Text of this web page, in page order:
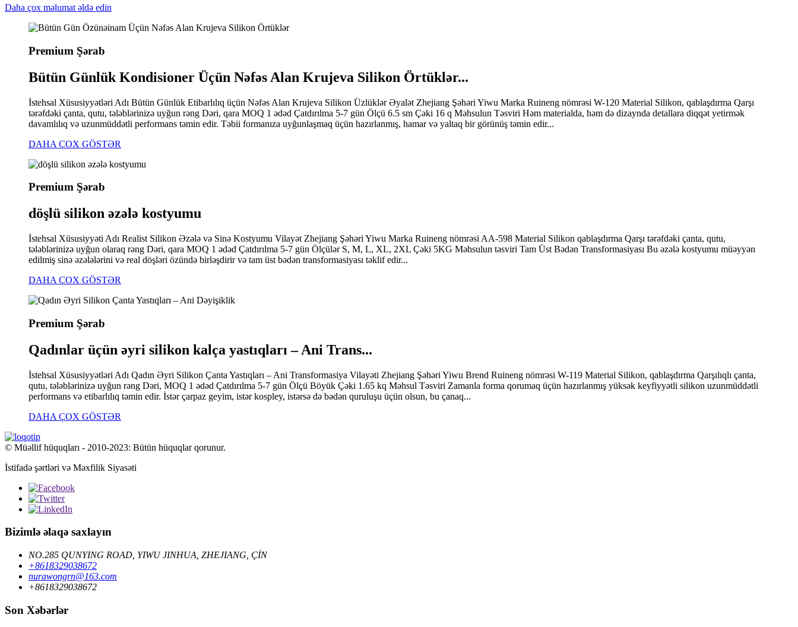
Daha çox məlumat əldə edin
Premium Şərab
Bütün Günlük Kondisioner Üçün Nəfəs Alan Krujeva Silikon Örtüklər...
İstehsal Xüsusiyyətləri Adı Bütün Günlük Etibarlılıq üçün Nəfəs Alan Krujeva Silikon Üzlüklər Əyalət Zhejiang Şəhəri Yiwu Marka Ruineng nömrəsi W-120 Material Silikon, qablaşdırma Qarşı
tərəfdəki çanta, qutu, tələblərinizə uyğun rəng Dəri, qara MOQ 1 ədəd Çatdırılma 5-7 gün Ölçü 6.5 sm Çəki 16 q Məhsulun Təsviri Həm materialda, həm də dizaynda detallara diqqət yetirmək
davamlılıq və uzunmüddətli performans təmin edir. Təbii formanıza uyğunlaşmaq üçün hazırlanmış, hamar və yaltaq bir görünüş təmin edir...
DAHA ÇOX GÖSTƏR
Premium Şərab
döşlü silikon əzələ kostyumu
İstehsal Xüsusiyyəti Adı Realist Silikon Əzələ və Sinə Kostyumu Vilayət Zhejiang Şəhəri Yiwu Marka Ruineng nömrəsi AA-598 Material Silikon qablaşdırma Qarşı tərəfdəki çanta, qutu,
tələblərinizə uyğun olaraq rəng Dəri, qara MOQ 1 ədəd Çatdırılma 5-7 gün Ölçülər S, M, L, XL, 2XL Çəki 5KG Məhsulun təsviri Tam Üst Bədən Transformasiyası Bu əzələ kostyumu müəyyən
edilmiş sinə əzələlərini və real döşləri özündə birləşdirir və tam üst bədən transformasiyası təklif edir...
DAHA ÇOX GÖSTƏR
Premium Şərab
Qadınlar üçün əyri silikon kalça yastıqları – Ani Trans...
İstehsal Xüsusiyyətləri Adı Qadın Əyri Silikon Çanta Yastıqları – Ani Transformasiya Vilayəti Zhejiang Şəhəri Yiwu Brend Ruineng nömrəsi W-119 Material Silikon, qablaşdırma Qarşılıqlı çanta,
qutu, tələblərinizə uyğun rəng Dəri, MOQ 1 ədəd Çatdırılma 5-7 gün Ölçü Böyük Çəki 1.65 kq Məhsul Təsviri Zamanla forma qorumaq üçün hazırlanmış yüksək keyfiyyətli silikon uzunmüddətli
performans və etibarlılıq təmin edir. İstər çarpaz geyim, istər kospley, istərsə də bədən quruluşu üçün olsun, bu çanaq...
DAHA ÇOX GÖSTƏR
© Müəllif hüquqları - 2010-2023: Bütün hüquqlar qorunur.
İstifadə şərtləri və Məxfilik Siyasəti
Bizimlə əlaqə saxlayın
NO.285 QUNYING ROAD, YIWU JINHUA, ZHEJIANG, ÇİN
+8618329038672
nurawongrn@163.com
+8618329038672
Son Xəbərlər